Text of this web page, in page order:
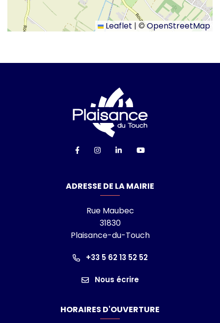
Leaflet | ©OpenStreetMap
Lien vers le compte Facebook
Lien vers le compte Instagram
Lien vers le compte
Lien vers la chaîne
ADRESSE DE LA MAIRIE
Rue Maubec
31830
Plaisance-du-Touch
+33 5 62 13 52 52
Nous écrire
HORAIRES D'OUVERTURE